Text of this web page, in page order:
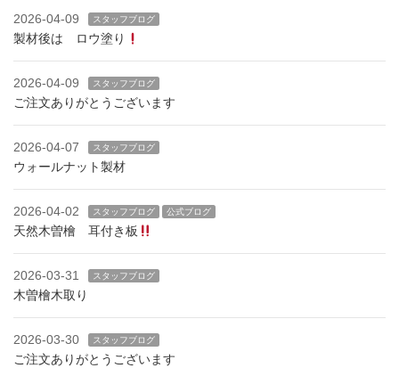
2026-04-09 スタッフブログ
製材後は ロウ塗り
2026-04-09 スタッフブログ
ご注文ありがとうございます
2026-04-07 スタッフブログ
ウォールナット製材
2026-04-02 スタッフブログ 公式ブログ
天然木曽檜 耳付き板
2026-03-31 スタッフブログ
木曽檜木取り
2026-03-30 スタッフブログ
ご注文ありがとうございます